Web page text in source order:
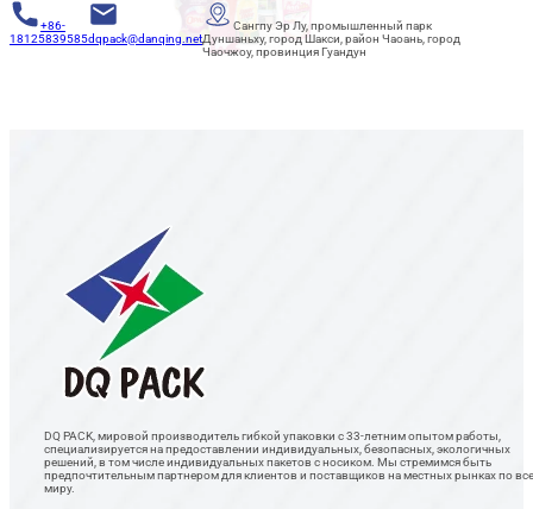
+86-
18125839585dqpack@danqing.net
Сангпу Эр Лу, промышленный парк
Дуншаньху, город Шакси, район Чаоань, город
Чаочжоу, провинция Гуандун
DQ PACK, мировой производитель гибкой упаковки с 33-летним опытом работы,
специализируется на предоставлении индивидуальных, безопасных, экологичных
решений, в том числе индивидуальных пакетов с носиком. Мы стремимся быть
предпочтительным партнером для клиентов и поставщиков на местных рынках по
миру.